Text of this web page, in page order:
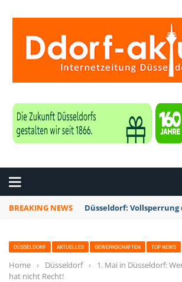
BREAKING NEWS Düsseldorf:
DÜSSELDORF AKTUELLES GEWERKSCHAFTEN TOP NEWS
Home › Düsseldorf ›
1. Mai in Düsseldorf:
hat nicht Recht!